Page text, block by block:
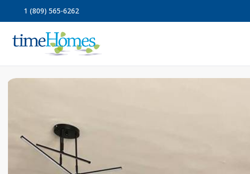
1 (809) 565-6262